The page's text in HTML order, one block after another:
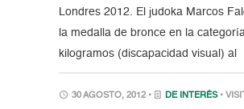
Londres 2012. El judoka Marcos
la medalla de bronce en la
kilogramos (discapacidad visual) al
30 AGOSTO, 2012 • DE INTERÉS •